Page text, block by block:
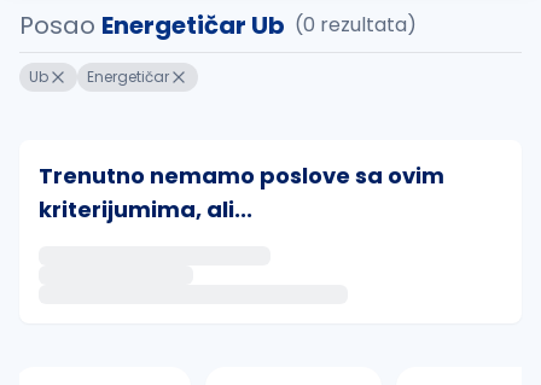
Posao Energetičar Ub (0 rezultata)
Ub Energetičar
Trenutno nemamo poslove sa ovim
kriterijumima, ali...